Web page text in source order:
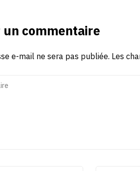
un commentaire
e-mail ne sera pas publiée. Les